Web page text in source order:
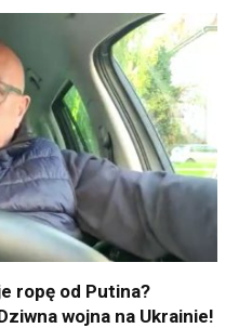
ropę od Putina?
wojna na Ukrainie!